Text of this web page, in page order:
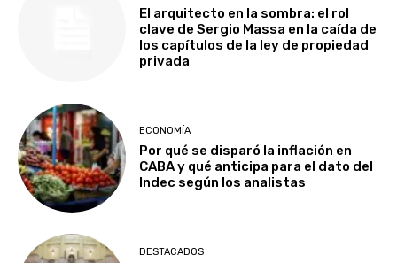
El arquitecto en la sombra: el rol
clave de Sergio Massa en la caída de
los capítulos de la ley de propiedad
privada
ECONOMÍA
Por qué se disparó la inflación en
CABA y qué anticipa para el dato del
Indec según los analistas
DESTACADOS